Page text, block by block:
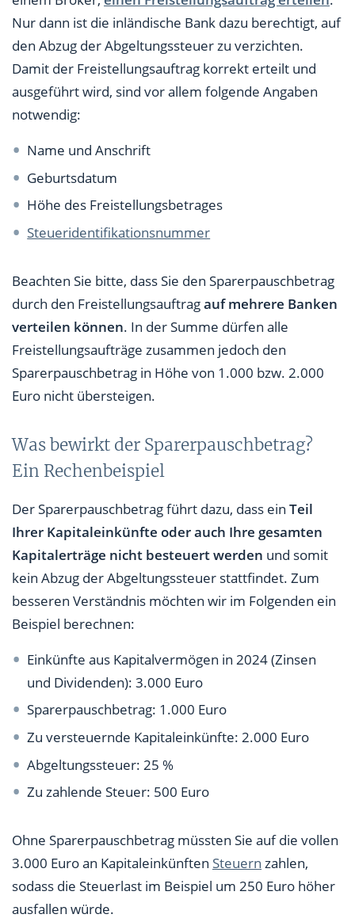
Nur dann ist die inländische Bank dazu berechtigt, auf
den Abzug der Abgeltungssteuer zu verzichten.
Damit der Freistellungsauftrag korrekt erteilt und
ausgeführt wird, sind vor allem folgende Angaben
notwendig:
Name und Anschrift
Geburtsdatum
Höhe des Freistellungsbetrages
Steueridentifikationsnummer
Beachten Sie bitte, dass Sie den Sparerpauschbetrag
durch den Freistellungsauftragauf mehrere Banken
verteilen können. In der Summe dürfen alle
Freistellungsaufträge zusammen jedoch den
Sparerpauschbetrag in Höhe von 1.000 bzw. 2.000
Euro nicht übersteigen.
Was bewirkt der Sparerpauschbetrag?
Ein Rechenbeispiel
Der Sparerpauschbetrag führt dazu, dass ein Teil
Ihrer Kapitaleinkünfte oder auch Ihre gesamten
Kapitalerträge nicht besteuert werden und somit
kein Abzug der Abgeltungssteuer stattfindet. Zum
besseren Verständnis möchten wir im Folgenden ein
Beispiel berechnen:
Einkünfte aus Kapitalvermögen in 2024 (Zinsen
und Dividenden): 3.000 Euro
Sparerpauschbetrag: 1.000 Euro
Zu versteuernde Kapitaleinkünfte: 2.000 Euro
Abgeltungssteuer: 25 %
Zu zahlende Steuer: 500 Euro
Ohne Sparerpauschbetrag müssten Sie auf die vollen
3.000 Euro an Kapitaleinkünften Steuern zahlen,
sodass die Steuerlast im Beispiel um 250 Euro höher
ausfallen würde.